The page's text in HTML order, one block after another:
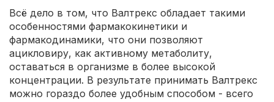
Всё дело в том, что Валтрекс обладает такими
особенностями фармакокинетики и
фармакодинамики, что они позволяют
ацикловиру, как активному метаболиту,
оставаться в организме в более высокой
концентрации. В результате принимать Валтрекс
можно гораздо более удобным способом - всего